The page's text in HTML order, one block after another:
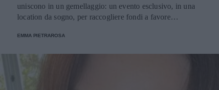
uniscono in un gemellaggio: un evento esclusivo, in una
location da sogno, per raccogliere fondi a favore
EMMA PIETRAROSA